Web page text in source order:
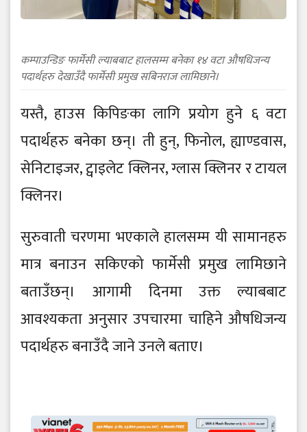
कम्पाउन्डिङ फार्मेसी ल्याबबाट हालसम्म बनेका १४ वटा औषधिजन्य
पदार्थहरु देखाउँदै फार्मेसी प्रमुख सबिनराज लामिछाने।
यस्तै, हाउस किपिङका लागि प्रयोग हुने ६ वटा
पदार्थहरु बनेका छन्। ती हुन्, फिनोल, ह्याण्डवास,
सेनिटाइजर, ट्वाइलेट क्लिनर, ग्लास क्लिनर र टायल
क्लिनर।
सुरुवाती चरणमा भएकाले हालसम्म यी सामानहरु
मात्र बनाउन सकिएको फार्मेसी प्रमुख लामिछाने
बताउँछन्। आगामी दिनमा उक्त ल्याबबाट
आवश्यकता अनुसार उपचारमा चाहिने औषधिजन्य
पदार्थहरु बनाउँदै जाने उनले बताए।